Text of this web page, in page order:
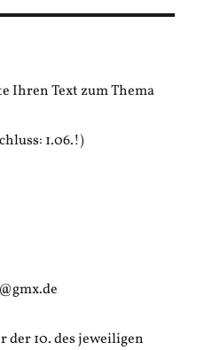
Ihren Text zum Thema
1.06.!)
der 10. des jeweiligen